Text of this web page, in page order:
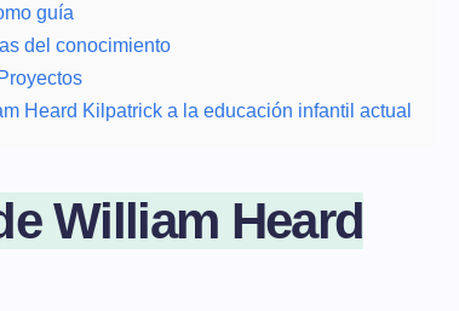
guía
del conocimiento
Heard Kilpatrick a la educación infantil actual
William Heard